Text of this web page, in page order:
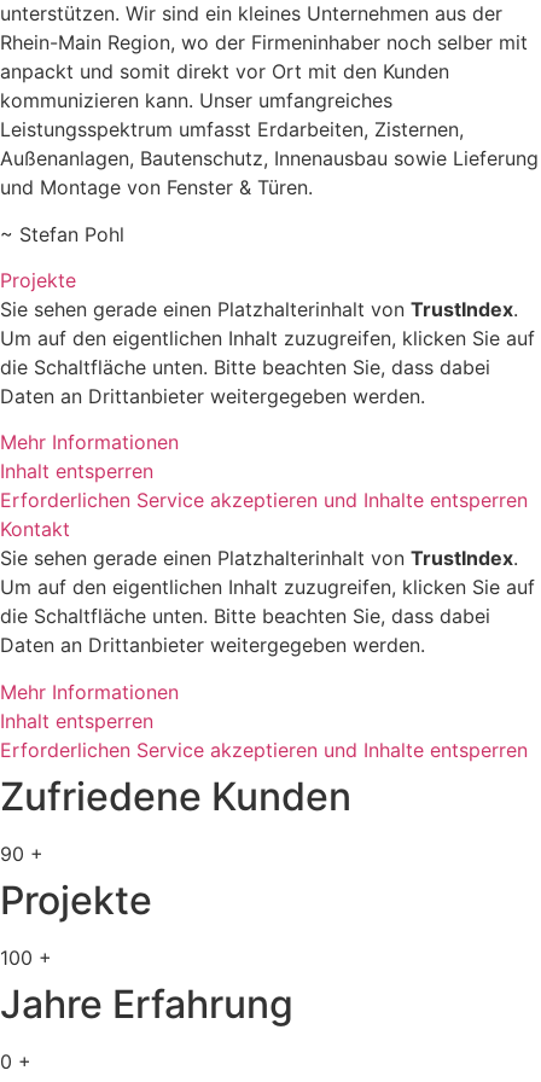
unterstützen. Wir sind ein kleines Unternehmen aus der
Rhein-Main Region, wo der Firmeninhaber noch selber mit
anpackt und somit direkt vor Ort mit den Kunden
kommunizieren kann. Unser umfangreiches
Leistungsspektrum umfasst Erdarbeiten, Zisternen,
Außenanlagen, Bautenschutz, Innenausbau sowie Lieferung
und Montage von Fenster & Türen.
~ Stefan Pohl
Projekte
Sie sehen gerade einen Platzhalterinhalt von TrustIndex.
Um auf den eigentlichen Inhalt zuzugreifen, klicken Sie auf
die Schaltfläche unten. Bitte beachten Sie, dass dabei
Daten an Drittanbieter weitergegeben werden.
Mehr Informationen
Inhalt entsperren
Erforderlichen Service akzeptieren und Inhalte entsperren
Kontakt
Sie sehen gerade einen Platzhalterinhalt von TrustIndex.
Um auf den eigentlichen Inhalt zuzugreifen, klicken Sie auf
die Schaltfläche unten. Bitte beachten Sie, dass dabei
Daten an Drittanbieter weitergegeben werden.
Mehr Informationen
Inhalt entsperren
Erforderlichen Service akzeptieren und Inhalte entsperren
Zufriedene Kunden
90 +
Projekte
100 +
Jahre Erfahrung
0 +